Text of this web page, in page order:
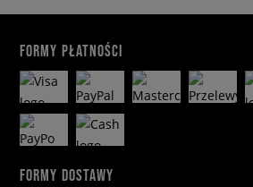
FORMY PŁATNOŚCI
FORMY DOSTAWY